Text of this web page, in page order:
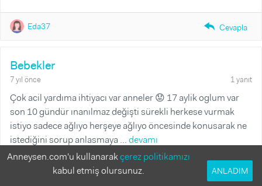
Eda37 reply_fill Cevapla
Bebekler
7 yıl önce 1 yanıt
Çok acil yardıma ihtiyacı var anneler 😟 17 aylik oglum var
son 10 gündür ınanılmaz değişti sürekli herkese vurmak
istiyo sadece ağlıyo herşeye ağlıyo öncesinde konusarak ne
istediğini sorup anlasmaya ...devamı
Gamzebaran0306 reply_fill Cevapla
Anneysen.com'u kullanarakçerez politikamızı
kabul etmiş olursunuz.
ANLADIM
Yanıtlanmamış Sorular Yanıtlanmış Sorular